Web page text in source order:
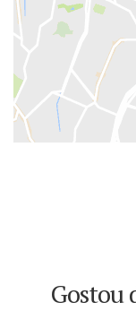
Gostou